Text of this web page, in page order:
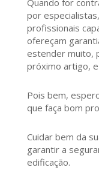
Quando for
por
profissionais
ofereçam
estender muito,
próximo artigo,
Pois bem,
que faça bom
Cuidar bem da
garantir a
edificação.